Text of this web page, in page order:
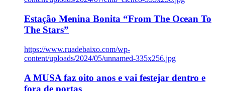
Estação Menina Bonita “From The Ocean To
The Stars”
https://www.ruadebaixo.com/wp-
content/uploads/2024/05/unnamed-335x256.jpg
A MUSA faz oito anos e vai festejar dentro e
fora de portas